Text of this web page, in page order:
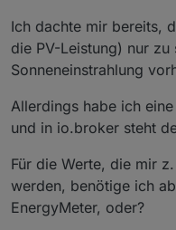
Ich dachte mir bereits,
die PV-Leistung) nur zu
Sonneneinstrahlung
Allerdings habe ich
und in io.broker steht
Für die Werte, die mir
werden, benötige ich
EnergyMeter, oder?